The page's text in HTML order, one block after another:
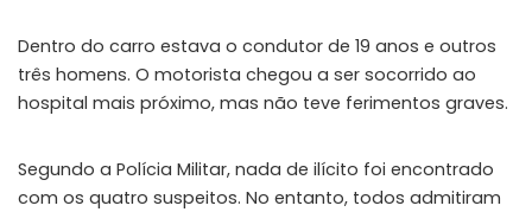
Dentro do carro estava o condutor de 19 anos e outros
três homens. O motorista chegou a ser socorrido ao
hospital mais próximo, mas não teve ferimentos graves.
Segundo a Polícia Militar, nada de ilícito foi encontrado
com os quatro suspeitos. No entanto, todos admitiram